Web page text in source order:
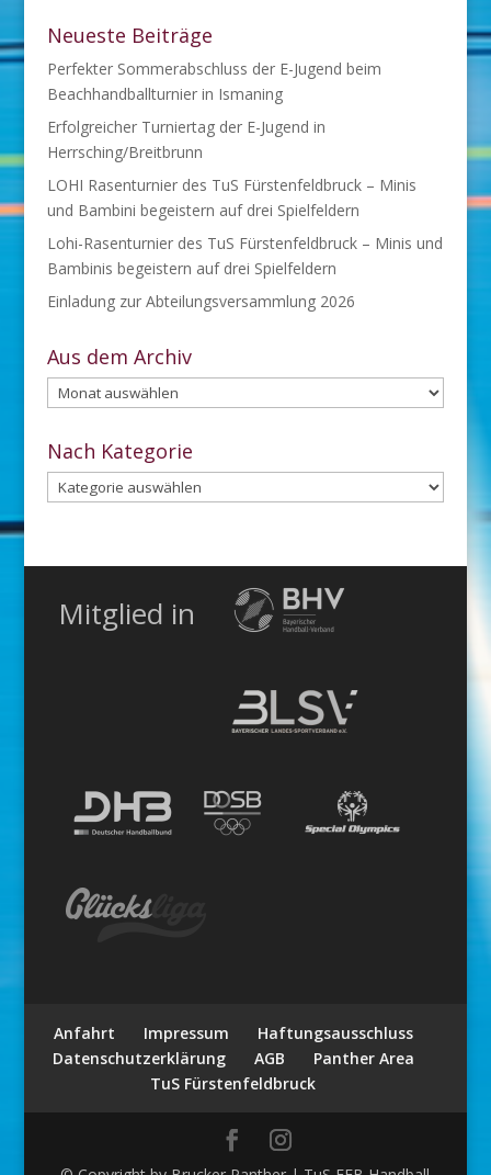
Neueste Beiträge
Perfekter Sommerabschluss der E-Jugend beim
Beachhandballturnier in Ismaning
Erfolgreicher Turniertag der E-Jugend in
Herrsching/Breitbrunn
LOHI Rasenturnier des TuS Fürstenfeldbruck – Minis
und Bambini begeistern auf drei Spielfeldern
Lohi-Rasenturnier des TuS Fürstenfeldbruck – Minis und
Bambinis begeistern auf drei Spielfeldern
Einladung zur Abteilungsversammlung 2026
Aus dem Archiv
Aus
dem
Archiv
Nach Kategorie
Nach
Kategorie
Mitglied in
Anfahrt Impressum
Haftungsausschluss
Datenschutzerklärung
AGB
Panther Area
TuS Fürstenfeldbruck